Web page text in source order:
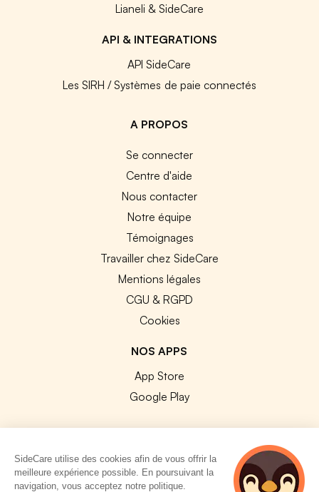
Lianeli & SideCare
API & INTEGRATIONS
API SideCare
Les SIRH / Systèmes de paie connectés
A PROPOS
Se connecter
Centre d'aide
Nous contacter
Notre équipe
Témoignages
Travailler chez SideCare
Mentions légales
CGU & RGPD
Cookies
NOS APPS
App Store
Google Play
© 2026 SideCare. Tous droits réservés.
SideCare utilise des cookies afin de vous offrir la
meilleure expérience possible. En poursuivant la
navigation, vous acceptez notre politique.